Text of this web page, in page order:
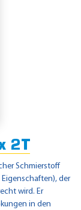
2T
Schmierstoff
der
wird. Er
in den